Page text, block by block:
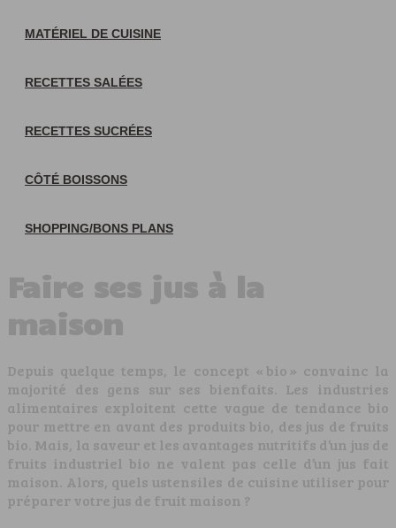
MATÉRIEL DE CUISINE
RECETTES SALÉES
RECETTES SUCRÉES
CÔTÉ BOISSONS
SHOPPING/BONS PLANS
Faire ses jus à la
maison
Depuis quelque temps, le concept « bio » convainc la
majorité des gens sur ses bienfaits. Les industries
alimentaires exploitent cette vague de tendance bio
pour mettre en avant des produits bio, des jus de fruits
bio. Mais, la saveur et les avantages nutritifs d’un jus de
fruits industriel bio ne valent pas celle d’un jus fait
maison. Alors, quels ustensiles de cuisine utiliser pour
préparer votre jus de fruit maison ?